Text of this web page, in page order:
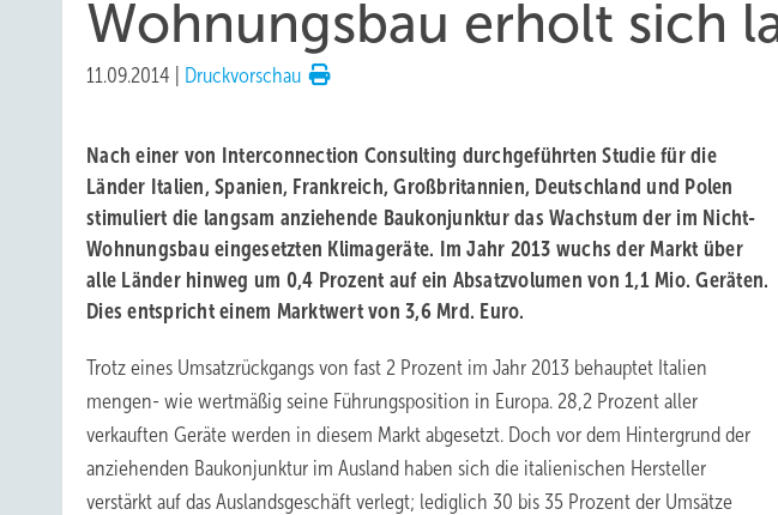
Wohnungsbau erholt sich
11.09.2014 Druckvorschau
Nach einer von Interconnection Consulting durchgeführten Studie für die
Länder Italien, Spanien, Frankreich, Großbritannien, Deutschland und Polen
stimuliert die langsam anziehende Baukonjunktur das Wachstum der im Nicht-
Wohnungsbau eingesetzten Klimageräte. Im Jahr 2013 wuchs der Markt über
alle Länder hinweg um 0,4 Prozent auf ein Absatzvolumen von 1,1 Mio. Geräten.
Dies entspricht einem Marktwert von 3,6 Mrd. Euro.
Trotz eines Umsatzrückgangs von fast 2 Prozent im Jahr 2013 behauptet Italien
mengen- wie wertmäßig seine Führungsposition in Europa. 28,2 Prozent aller
verkauften Geräte werden in diesem Markt abgesetzt. Doch vor dem Hintergrund der
anziehenden Baukonjunktur im Ausland haben sich die italienischen Hersteller
verstärkt auf das Auslandsgeschäft verlegt; lediglich 30 bis 35 Prozent der Umsätze